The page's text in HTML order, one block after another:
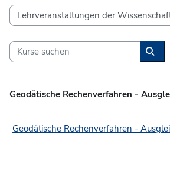
Kursbereiche
Kurse suchen
Geodätische Rechenverfahren -
Geodätische Rechenverfahren -